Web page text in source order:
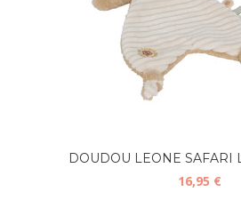
DOUDOU LEONE SAFARI
16,95 €